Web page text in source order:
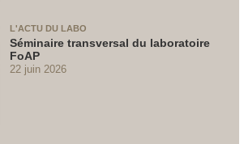
L'ACTU DU LABO
Séminaire transversal du laboratoire
FoAP
22 juin 2026